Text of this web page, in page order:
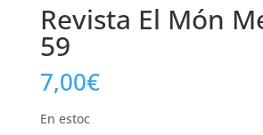
Revista El Món
59
7,00€
En estoc